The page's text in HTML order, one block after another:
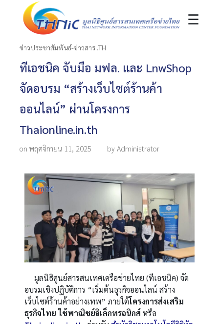
☰
ข่าวประชาสัมพันธ์-ข่าวสาร .TH
ทีเอชนิค จับมือ มฟล. และ LnwShop
จัดอบรม “สร้างเว็บไซต์ร้านค้า
ออนไลน์” ผ่านโครงการ
Thaionline.in.th
on พฤศจิกายน 11, 2025 by Administrator
มูลนิธิศูนย์สารสนเทศเครือข่ายไทย (ทีเอชนิค) จัด
อบรมเชิงปฏิบัติการ “เริ่มต้นธุรกิจออนไลน์ สร้าง
เว็บไซต์ร้านค้าอย่างเทพ” ภายใต้โครงการส่งเสริม
ธุรกิจไทย ใช้พาณิชย์อิเล็กทรอนิกส์ หรือ